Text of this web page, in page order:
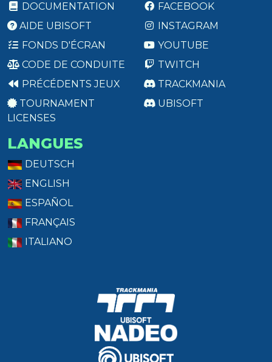
DOCUMENTATION
AIDE UBISOFT
FONDS D'ÉCRAN
CODE DE CONDUITE
PRÉCÉDENTS JEUX
TOURNAMENT
LICENSES
FACEBOOK
INSTAGRAM
YOUTUBE
TWITCH
TRACKMANIA
UBISOFT
LANGUES
DEUTSCH
ENGLISH
ESPAÑOL
FRANÇAIS
ITALIANO